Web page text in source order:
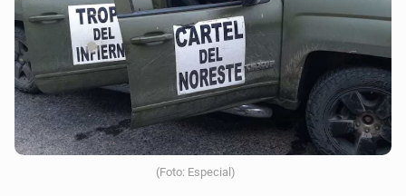
(Foto: Especial)